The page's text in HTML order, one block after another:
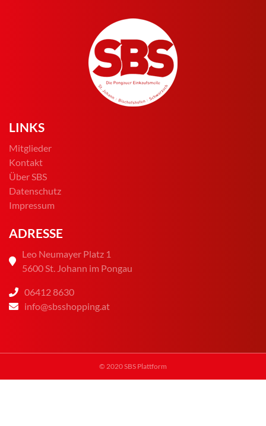
LINKS
Mitglieder
Kontakt
Über SBS
Datenschutz
Impressum
ADRESSE
Leo Neumayer Platz 1
5600 St. Johann im Pongau
06412 8630
info@sbsshopping.at
© 2020 SBS Plattform